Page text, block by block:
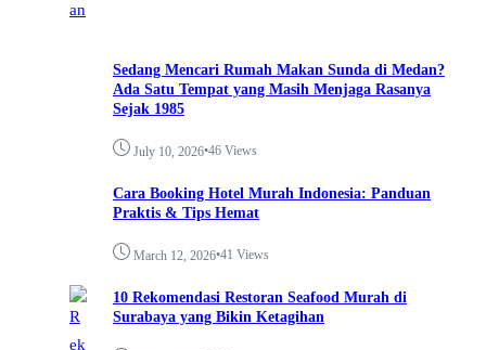
Sedang Mencari Rumah Makan Sunda di Medan?
Ada Satu Tempat yang Masih Menjaga Rasanya
Sejak 1985
July 10, 2026•46 Views
Cara Booking Hotel Murah Indonesia: Panduan
Praktis & Tips Hemat
March 12, 2026•41 Views
10 Rekomendasi Restoran Seafood Murah di
Surabaya yang Bikin Ketagihan